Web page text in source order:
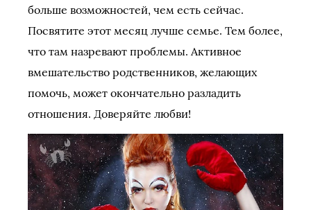
больше возможностей, чем есть сейчас.
Посвятите этот месяц лучше семье. Тем более,
что там назревают проблемы. Активное
вмешательство родственников, желающих
помочь, может окончательно разладить
отношения. Доверяйте любви!